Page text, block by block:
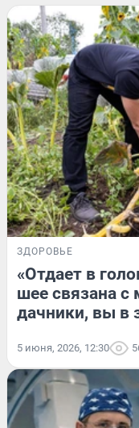
ЗДОРОВЬЕ
«Отдает в
шее связана
дачники, вы в
5 июня, 2026, 12:30